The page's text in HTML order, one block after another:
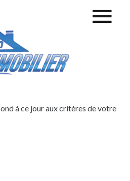
à ce jour aux critères de votre